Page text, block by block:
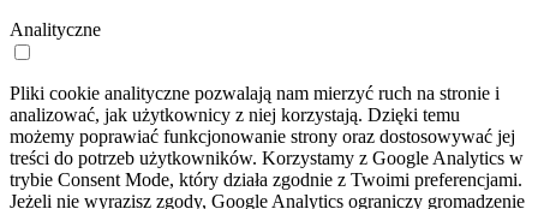
Analityczne
Pliki cookie analityczne pozwalają nam mierzyć ruch na stronie i
analizować, jak użytkownicy z niej korzystają. Dzięki temu
możemy poprawiać funkcjonowanie strony oraz dostosowywać jej
treści do potrzeb użytkowników. Korzystamy z Google Analytics w
trybie Consent Mode, który działa zgodnie z Twoimi preferencjami.
Jeżeli nie wyrazisz zgody, Google Analytics ograniczy gromadzenie